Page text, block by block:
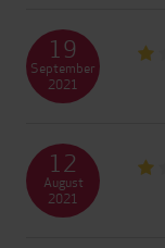
19
September
2021
12
August
2021